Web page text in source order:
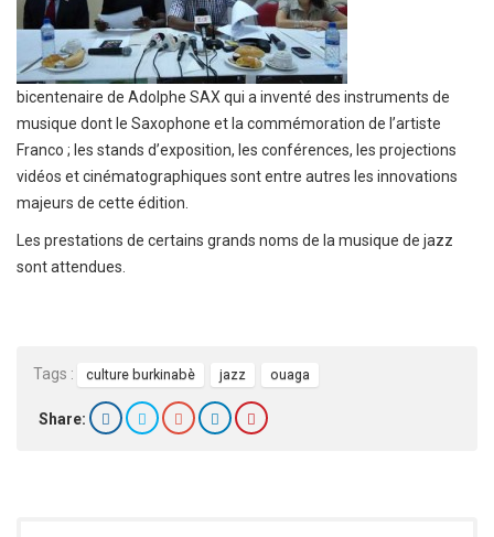
bicentenaire de Adolphe SAX qui a inventé des instruments de
musique dont le Saxophone et la commémoration de l’artiste
Franco ; les stands d’exposition, les conférences, les projections
vidéos et cinématographiques sont entre autres les innovations
majeurs de cette édition.
Les prestations de certains grands noms de la musique de jazz
sont attendues.
Tags : culture burkinabè jazz ouaga
Share: